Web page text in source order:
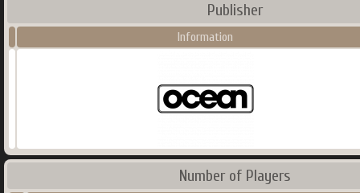
Publisher
Information
Number of Players